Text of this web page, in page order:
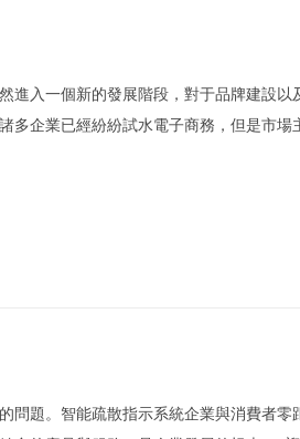
進入一個新的發展階段，對于品牌建設以
多企業已經紛紛試水電子商務，但是市場
問題。智能疏散指示系統企業與消費者零